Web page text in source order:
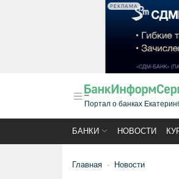
РЕКЛАМА
Портал о банках
БАНКИ НОВОСТИ
Главная Новости